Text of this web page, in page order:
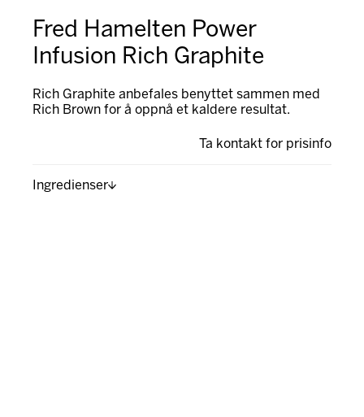
Fred Hamelten Power
Infusion Rich Graphite
Rich Graphite anbefales benyttet sammen med
Rich Brown for å oppnå et kaldere resultat.
Ta kontakt for prisinfo
Ingredienser